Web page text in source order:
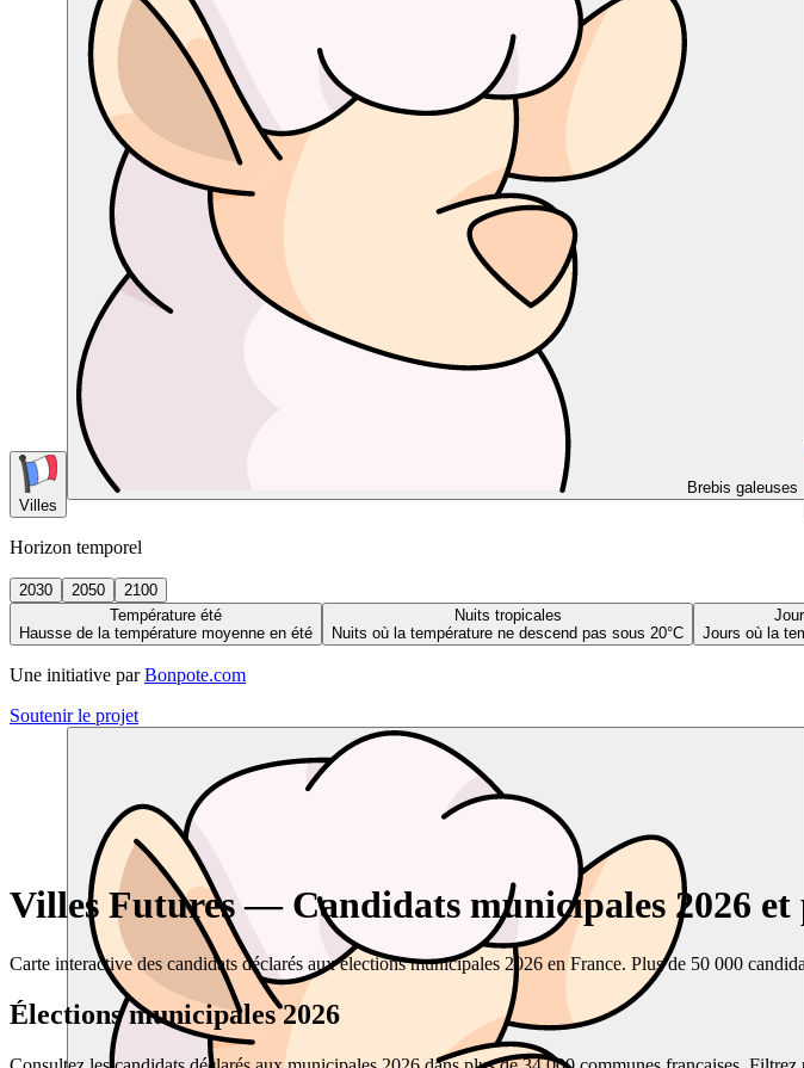
Villes
Brebis galeuses
Horizon temporel
2030 2050
2100
Température été
Hausse de la température moyenne en été
Nuits tropicales
Nuits où la température ne descend pas sous 20°C
Jours où la
Une initiative par Bonpote.com
Soutenir le projet
Villes Futures — Candidats municipales 2026
Carte interactive des candidats déclarés aux élections municipales 2026 en France. Plus de 50 000
Élections municipales 2026